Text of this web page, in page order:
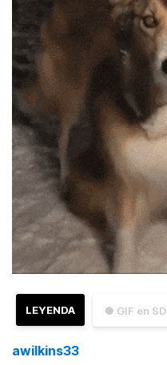
● GIF en SD
LEYENDA
awilkins33